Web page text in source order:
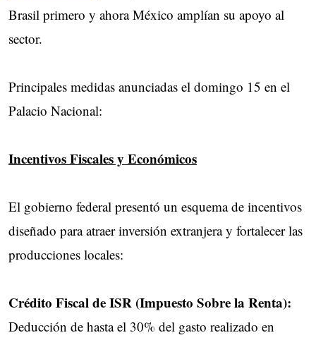
Brasil primero y ahora México amplían su apoyo al
sector.
Principales medidas anunciadas el domingo 15 en el
Palacio Nacional:
Incentivos Fiscales y Económicos
El gobierno federal presentó un esquema de incentivos
diseñado para atraer inversión extranjera y fortalecer las
producciones locales:
Crédito Fiscal de ISR (Impuesto Sobre la Renta):
Deducción de hasta el 30% del gasto realizado en